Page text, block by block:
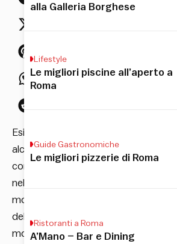
Esistono
alcune
combinazioni
nel
mondo
della
moda
alla Galleria Borghese
Lifestyle
Le migliori piscine all’aperto a
Roma
Guide Gastronomiche
Le migliori pizzerie di Roma
Ristoranti a Roma
A’Mano – Bar e Dining